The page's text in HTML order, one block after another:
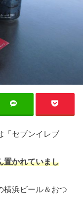
「セブンイレブ
置かれていまし
横浜ビール＆おつ